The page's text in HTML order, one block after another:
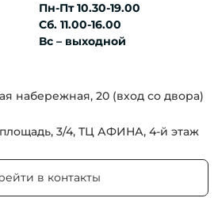
Пн-Пт 10.30-19.00
Сб. 11.00-16.00
Вс – выходной
набережная, 20 (вход со двора)
3/4, ТЦ АФИНА, 4-й этаж
в контакты